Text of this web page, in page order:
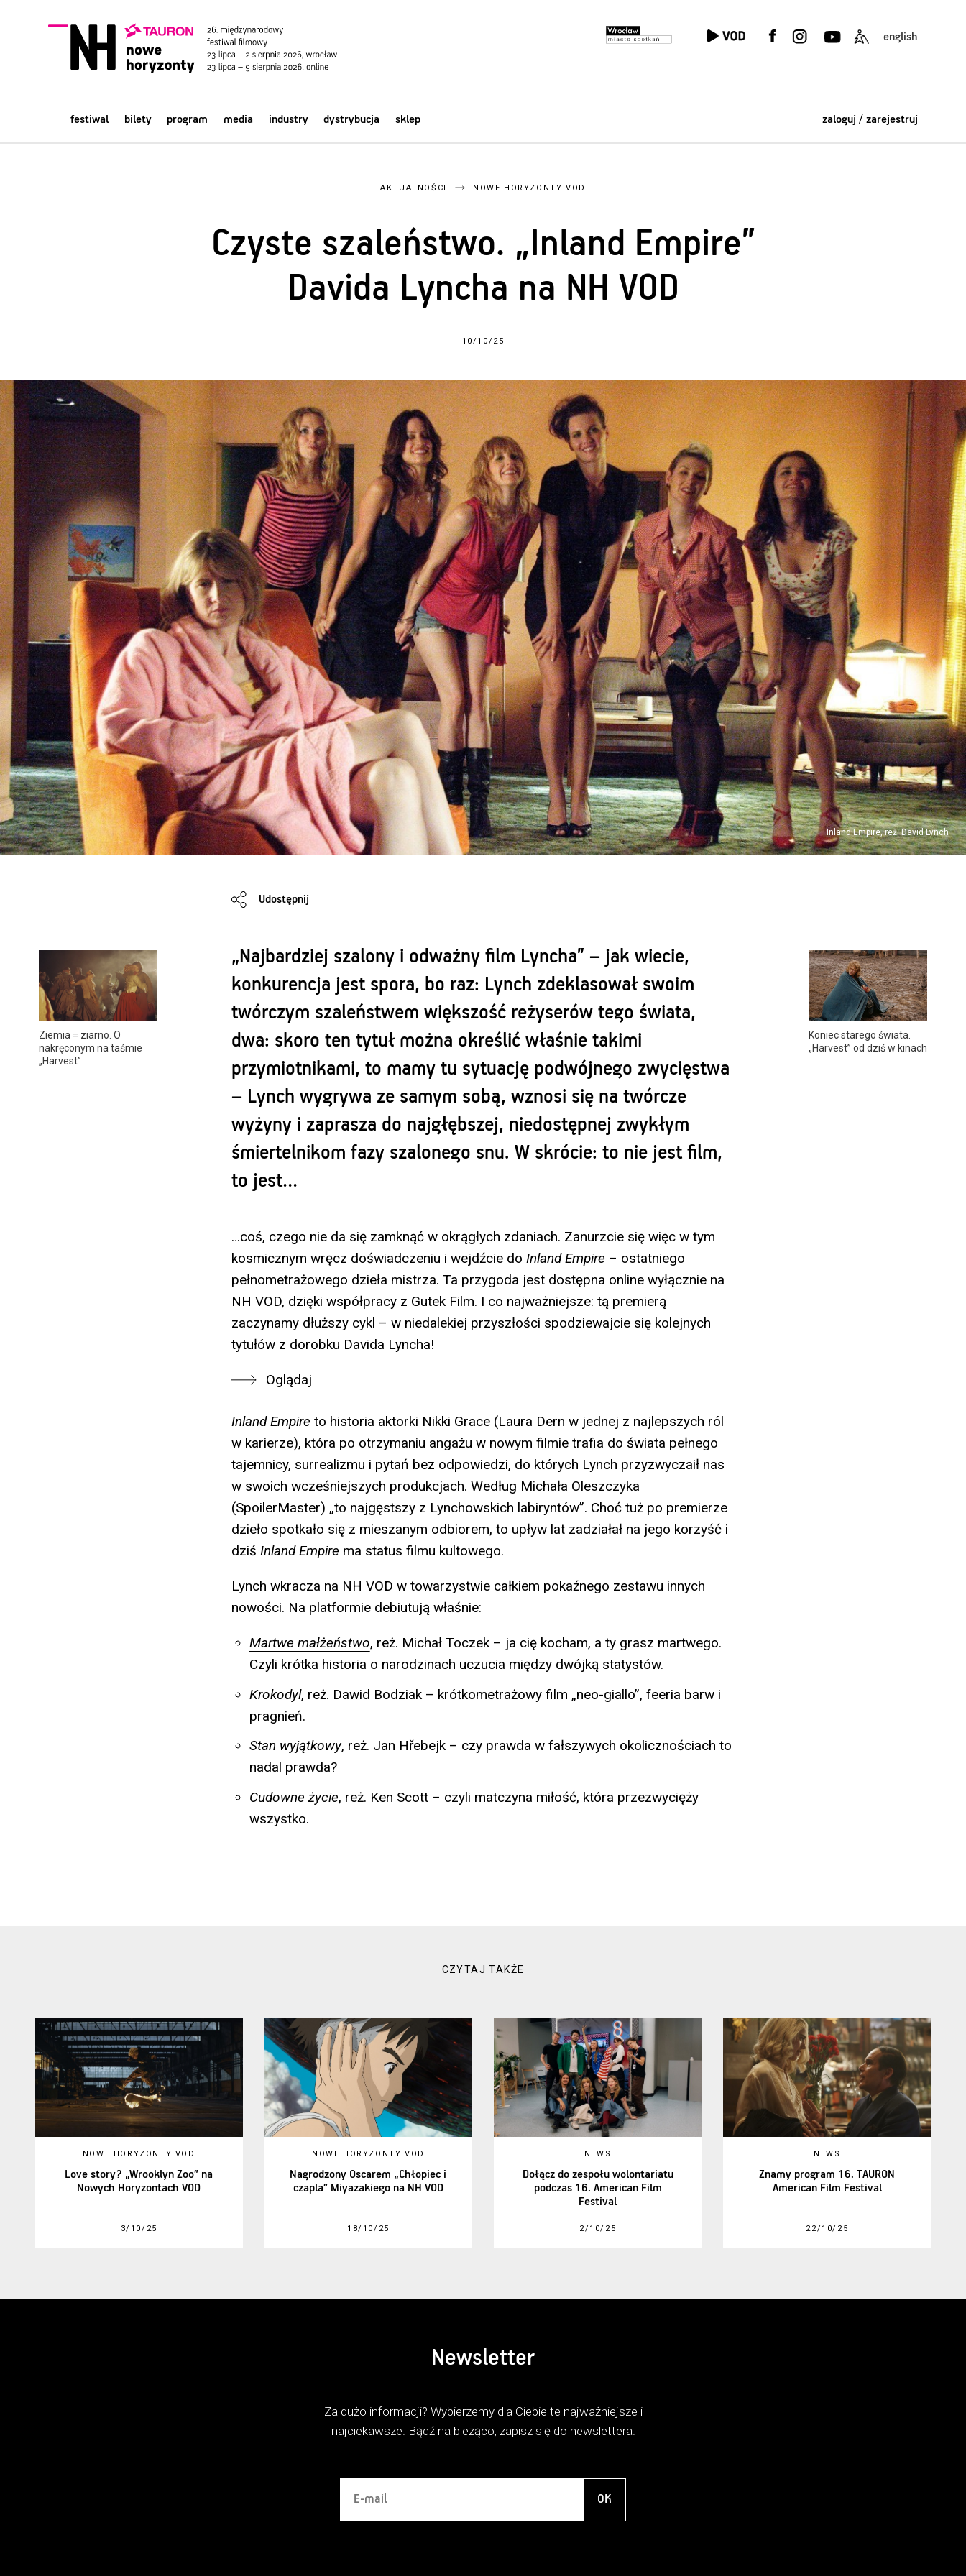
english
festiwal bilety program media industry dystrybucja sklep zaloguj / zarejestruj
AKTUALNOŚCI NOWE HORYZONTY VOD
Czyste szaleństwo. „Inland Empire”
Davida Lyncha na NH VOD
10/10/25
Inland Empire, reż. David Lynch
Udostępnij
Ziemia = ziarno. O
nakręconym na taśmie
„Harvest”
Koniec starego świata.
„Harvest” od dziś w kinach
„Najbardziej szalony i odważny film Lyncha” – jak wiecie,
konkurencja jest spora, bo raz: Lynch zdeklasował swoim
twórczym szaleństwem większość reżyserów tego świata,
dwa: skoro ten tytuł można określić właśnie takimi
przymiotnikami, to mamy tu sytuację podwójnego zwycięstwa
– Lynch wygrywa ze samym sobą, wznosi się na twórcze
wyżyny i zaprasza do najgłębszej, niedostępnej zwykłym
śmiertelnikom fazy szalonego snu. W skrócie: to nie jest film,
to jest…
…coś, czego nie da się zamknąć w okrągłych zdaniach. Zanurzcie się więc w tym
kosmicznym wręcz doświadczeniu i wejdźcie do Inland Empire – ostatniego
pełnometrażowego dzieła mistrza. Ta przygoda jest dostępna online wyłącznie na
NH VOD, dzięki współpracy z Gutek Film. I co najważniejsze: tą premierą
zaczynamy dłuższy cykl – w niedalekiej przyszłości spodziewajcie się kolejnych
tytułów z dorobku Davida Lyncha!
Oglądaj
Inland Empire to historia aktorki Nikki Grace (Laura Dern w jednej z najlepszych ról
w karierze), która po otrzymaniu angażu w nowym filmie trafia do świata pełnego
tajemnicy, surrealizmu i pytań bez odpowiedzi, do których Lynch przyzwyczaił nas
w swoich wcześniejszych produkcjach. Według Michała Oleszczyka
(SpoilerMaster) „to najgęstszy z Lynchowskich labiryntów”. Choć tuż po premierze
dzieło spotkało się z mieszanym odbiorem, to upływ lat zadziałał na jego korzyść i
dziś Inland Empire ma status filmu kultowego.
Lynch wkracza na NH VOD w towarzystwie całkiem pokaźnego zestawu innych
nowości. Na platformie debiutują właśnie:
Martwe małżeństwo, reż. Michał Toczek – ja cię kocham, a ty grasz martwego.
Czyli krótka historia o narodzinach uczucia między dwójką statystów.
Krokodyl, reż. Dawid Bodziak – krótkometrażowy film „neo-giallo”, feeria barw i
pragnień.
Stan wyjątkowy, reż. Jan Hřebejk – czy prawda w fałszywych okolicznościach to
nadal prawda?
Cudowne życie, reż. Ken Scott – czyli matczyna miłość, która przezwycięży
wszystko.
CZYTAJ TAKŻE
NOWE HORYZONTY VOD
Love story? „Wrooklyn Zoo” na
Nowych Horyzontach VOD
3/10/25
NOWE HORYZONTY VOD
Nagrodzony Oscarem „Chłopiec i
czapla” Miyazakiego na NH VOD
18/10/25
NEWS
Dołącz do zespołu wolontariatu
podczas 16. American Film
Festival
2/10/25
NEWS
Znamy program 16. TAURON
American Film Festival
22/10/25
Newsletter
Za dużo informacji? Wybierzemy dla Ciebie te najważniejsze i
najciekawsze. Bądź na bieżąco, zapisz się do newslettera.
OK